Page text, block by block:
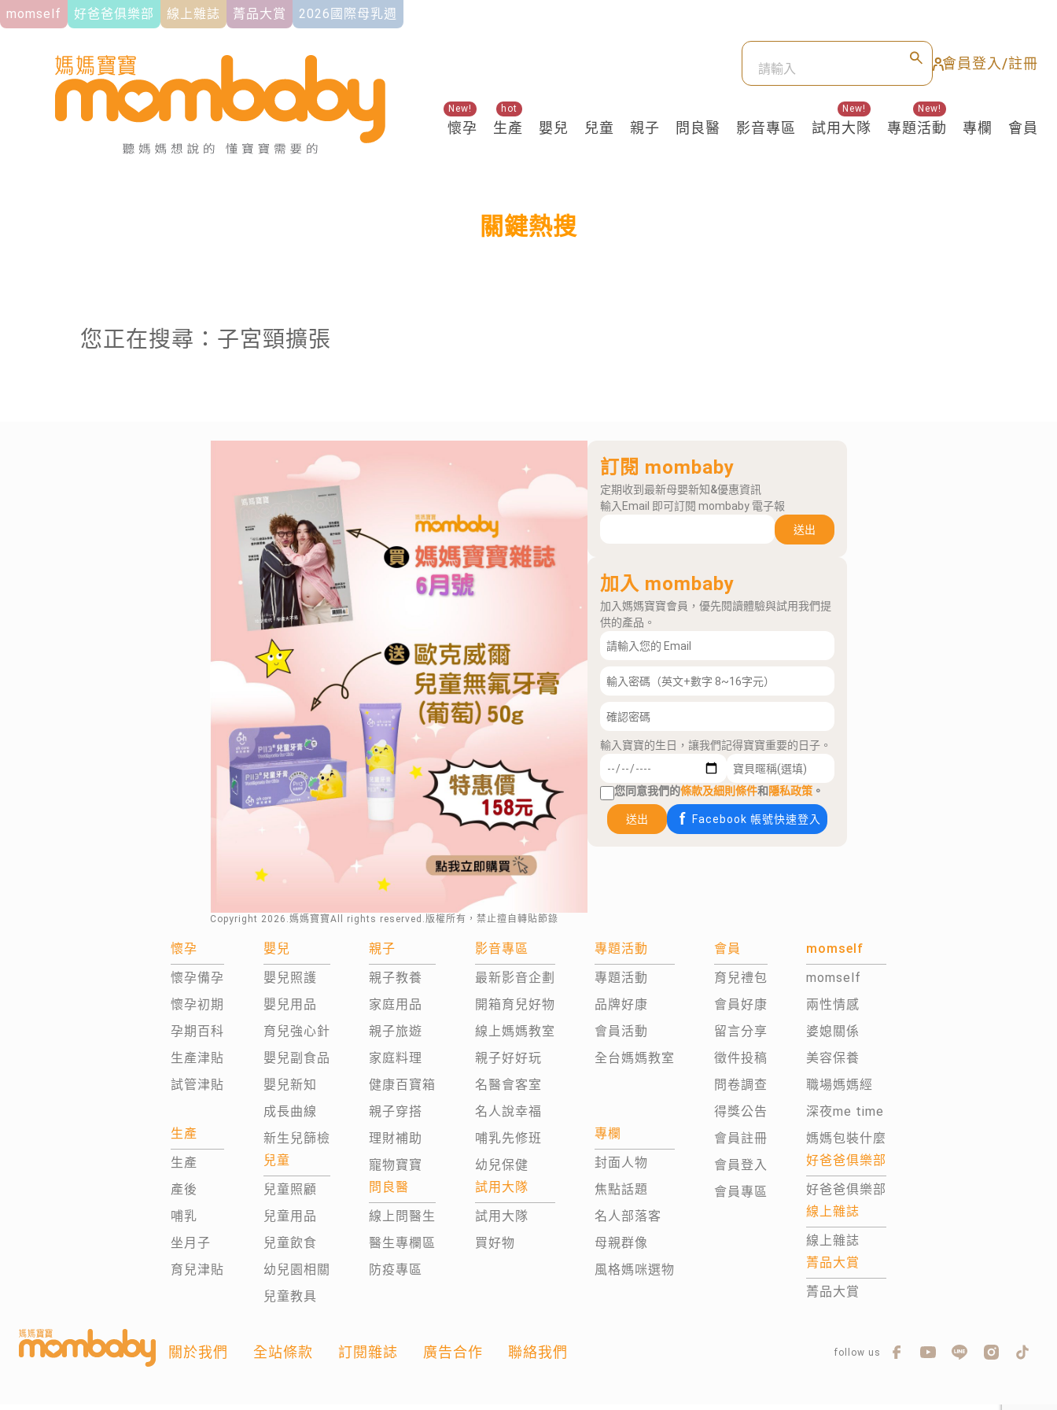
momself 好爸爸俱樂部 線上雜誌 菁品大賞 2026國際母乳週
會員登入/註冊
懷孕
New!
生產
hot
嬰兒 兒童 親子 問良醫 影音專區 試用大隊
New!
專題活動
New!
專欄 會員
關鍵熱搜
您正在搜尋：子宮頸擴張
Copyright 2026 .媽媽寶寶All rights reserved.版權所有，禁止擅自轉貼節錄
訂閱 mombaby
定期收到最新母嬰新知&優惠資訊
輸入Email 即可訂閱 mombaby 電子報
送出
加入 mombaby
加入媽媽寶寶會員，優先閱讀體驗與試用我們提
供的產品。
輸入寶寶的生日，讓我們記得寶寶重要的日子。
您同意我們的條款及細則條件和隱私政策 。
送出 Facebook 帳號快速登入
懷孕
懷孕備孕
懷孕初期
孕期百科
生產津貼
試管津貼
生產
生產
產後
哺乳
坐月子
育兒津貼
嬰兒
嬰兒照護
嬰兒用品
育兒強心針
嬰兒副食品
嬰兒新知
成長曲線
新生兒篩檢
兒童
兒童照顧
兒童用品
兒童飲食
幼兒園相關
兒童教具
親子
親子教養
家庭用品
親子旅遊
家庭料理
健康百寶箱
親子穿搭
理財補助
寵物寶寶
問良醫
線上問醫生
醫生專欄區
防疫專區
影音專區
最新影音企劃
開箱育兒好物
線上媽媽教室
親子好好玩
名醫會客室
名人說幸福
哺乳先修班
幼兒保健
試用大隊
試用大隊
買好物
專題活動
專題活動
品牌好康
會員活動
全台媽媽教室
專欄
封面人物
焦點話題
名人部落客
母親群像
風格媽咪選物
會員
育兒禮包
會員好康
留言分享
徵件投稿
問卷調查
得獎公告
會員註冊
會員登入
會員專區
momself
momself
兩性情感
婆媳關係
美容保養
職場媽媽經
深夜me time
媽媽包裝什麼
好爸爸俱樂部
好爸爸俱樂部
線上雜誌
線上雜誌
菁品大賞
菁品大賞
關於我們 全站條款 訂閱雜誌 廣告合作 聯絡我們 follow us